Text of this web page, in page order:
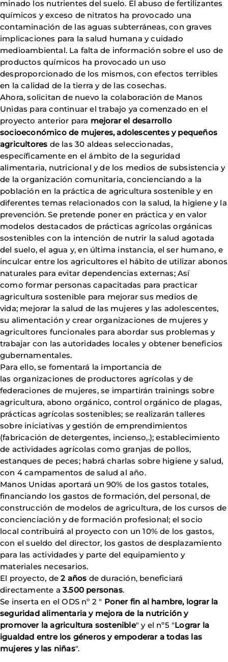
minado los nutrientes del suelo. El abuso de fertilizantes
químicos y exceso de nitratos ha provocado una
contaminación de las aguas subterráneas, con graves
implicaciones para la salud humana y cuidado
medioambiental. La falta de información sobre el uso de
productos químicos ha provocado un uso
desproporcionado de los mismos, con efectos terribles
en la calidad de la tierra y de las cosechas.
Ahora, solicitan de nuevo la colaboración de Manos
Unidas para continuar el trabajo ya comenzado en el
proyecto anterior para mejorar el desarrollo
socioeconómico de mujeres, adolescentes y pequeños
agricultores de las 30 aldeas seleccionadas,
específicamente en el ámbito de la seguridad
alimentaria, nutricional y de los medios de subsistencia y
de la organización comunitaria, concienciando a la
población en la práctica de agricultura sostenible y en
diferentes temas relacionados con la salud, la higiene y la
prevención. Se pretende poner en práctica y en valor
modelos destacados de prácticas agrícolas orgánicas
sostenibles con la intención de nutrir la salud agotada
del suelo, el agua y, en última instancia, el ser humano, e
inculcar entre los agricultores el hábito de utilizar abonos
naturales para evitar dependencias externas; Así
como formar personas capacitadas para practicar
agricultura sostenible para mejorar sus medios de
vida; mejorar la salud de las mujeres y las adolescentes,
su alimentación y crear organizaciones de mujeres y
agricultores funcionales para abordar sus problemas y
trabajar con las autoridades locales y obtener beneficios
gubernamentales.
Para ello, se fomentará la importancia de
las organizaciones de productores agrícolas y de
federaciones de mujeres, se impartirán trainings sobre
agricultura, abono orgánico, control orgánico de plagas,
prácticas agrícolas sostenibles; se realizarán talleres
sobre iniciativas y gestión de emprendimientos
(fabricación de detergentes, incienso,.); establecimiento
de actividades agrícolas como granjas de pollos,
estanques de peces; habrá charlas sobre higiene y salud,
con 4 campamentos de salud al año.
Manos Unidas aportará un 90% de los gastos totales,
financiando los gastos de formación, del personal, de
construcción de modelos de agricultura, de los cursos de
concienciación y de formación profesional; el socio
local contribuirá al proyecto con un 10% de los gastos,
con el sueldo del director, los gastos de desplazamiento
para las actividades y parte del equipamiento y
materiales necesarios.
El proyecto, de2 años de duración, beneficiará
directamente a 3.500 personas.
Se inserta en el ODS nº 2 " Poner fin al hambre, lograr la
seguridad alimentaria y mejora de la nutrición y
promover la agricultura sostenible" y el nº5 "Lograr la
igualdad entre los géneros y empoderar a todas las
mujeres y las niñas".